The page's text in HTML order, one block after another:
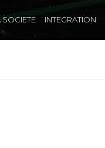
SOCIETE INTEGRATION